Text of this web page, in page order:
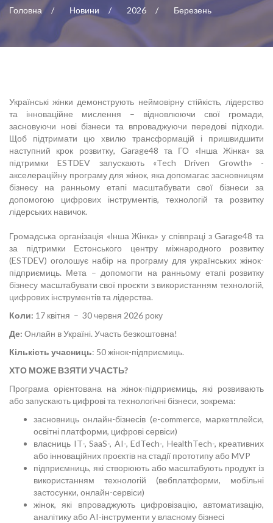
Головна Новини 2026 Березень
Українські жінки демонструють неймовірну стійкість, лідерство
та інноваційне мислення – відновлюючи свої громади,
засновуючи нові бізнеси та впроваджуючи передові підходи.
Щоб підтримати цю хвилю трансформацій і пришвидшити
наступний крок розвитку, Garage48 та ГО «Інша Жінка» за
підтримки ESTDEV запускають «Tech Driven Growth» -
акселераційну програму для жінок, яка допомагає засновницям
бізнесу на ранньому етапі масштабувати свої бізнеси за
допомогою цифрових інструментів, технологій та розвитку
лідерських навичок.
Громадська організація «Інша Жінка» у співпраці з Garage48 та
за підтримки Естонського центру міжнародного розвитку
(ESTDEV) оголошує набір на програму для українських жінок-
підприємиць. Мета – допомогти на ранньому етапі розвитку
бізнесу масштабувати свої проєкти з використанням технологій,
цифрових інструментів та лідерства.
Коли: 17 квітня – 30 червня 2026 року
Де: Онлайн в Україні. Участь безкоштовна!
Кількість учасниць: 50 жінок-підприємиць.
ХТО МОЖЕ ВЗЯТИ УЧАСТЬ?
Програма орієнтована на жінок-підприємиць, які розвивають
або запускають цифрові та технологічні бізнеси, зокрема:
засновниць онлайн-бізнесів (e-commerce, маркетплейси,
освітні платформи, цифрові сервіси)
власниць IT-, SaaS-, AI-, EdTech-, HealthTech-, креативних
або інноваційних проєктів на стадії прототипу або MVP
підприємниць, які створюють або масштабують продукт із
використанням технологій (вебплатформи, мобільні
застосунки, онлайн-сервіси)
жінок, які впроваджують цифровізацію, автоматизацію,
аналітику або AI-інструменти у власному бізнесі